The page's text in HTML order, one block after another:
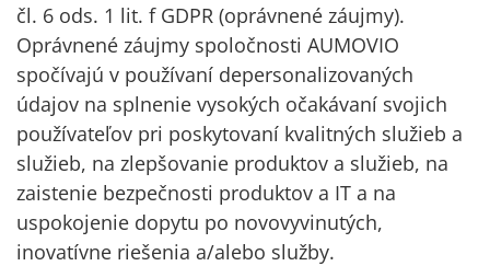
čl. 6 ods. 1 lit. f GDPR (oprávnené záujmy).
Oprávnené záujmy spoločnosti AUMOVIO
spočívajú v používaní depersonalizovaných
údajov na splnenie vysokých očakávaní svojich
používateľov pri poskytovaní kvalitných služieb a
služieb, na zlepšovanie produktov a služieb, na
zaistenie bezpečnosti produktov a IT a na
uspokojenie dopytu po novovyvinutých,
inovatívne riešenia a/alebo služby.